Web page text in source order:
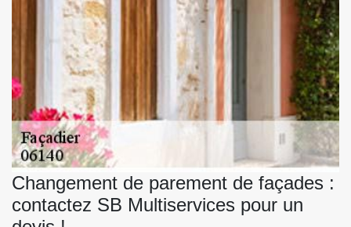
Changement de parement de façades :
contactez SB Multiservices pour un